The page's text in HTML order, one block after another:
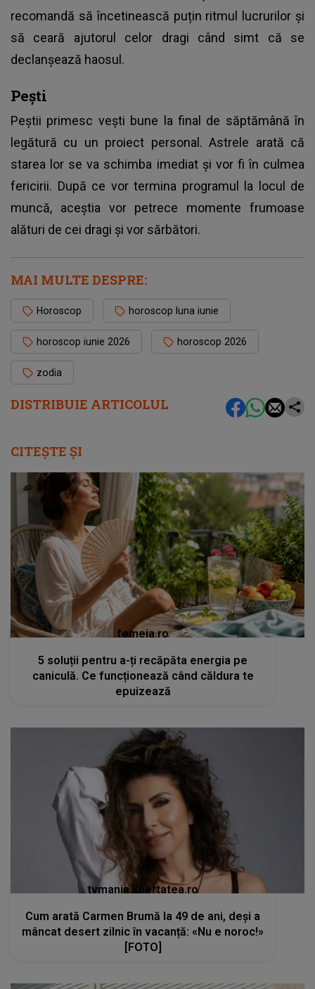
DISTRIBUIE ARTICOLUL
recomandă să încetinească puțin ritmul lucrurilor și
să ceară ajutorul celor dragi când simt că se
declanșează haosul.
Pești
Peștii primesc vești bune la final de săptămână în
legătură cu un proiect personal. Astrele arată că
starea lor se va schimba imediat și vor fi în culmea
fericirii. După ce vor termina programul la locul de
muncă, aceștia vor petrece momente frumoase
alături de cei dragi și vor sărbători.
MAI MULTE DESPRE:
Horoscop horoscop luna iunie
horoscop iunie 2026 horoscop 2026
zodia
CITEȘTE ȘI
femeia.ro
5 soluții pentru a-ți recăpăta energia pe
caniculă. Ce funcționează când căldura te
epuizează
tvmania.libertatea.ro
Cum arată Carmen Brumă la 49 de ani, deși a
mâncat desert zilnic în vacanță: «Nu e noroc!»
[FOTO]